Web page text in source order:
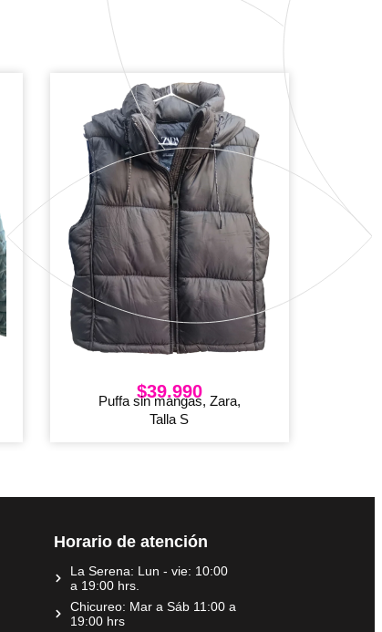
$39.990
Puffa sin mangas, Zara,
Talla S
Horario de atención
La Serena: Lun - vie: 10:00
a 19:00 hrs.
Chicureo: Mar a Sáb 11:00 a
19:00 hrs